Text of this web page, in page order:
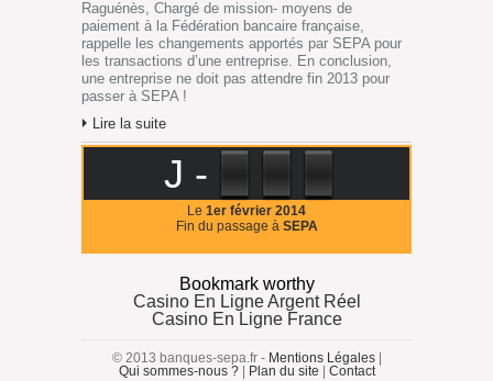
Raguénès, Chargé de mission- moyens de
paiement à la Fédération bancaire française,
rappelle les changements apportés par SEPA pour
les transactions d’une entreprise. En conclusion,
une entreprise ne doit pas attendre fin 2013 pour
passer à SEPA !
Lire la suite
J -
Le 1er février 2014
Fin du passage à SEPA
Bookmark worthy
Casino En Ligne Argent Réel
Casino En Ligne France
© 2013 banques-sepa.fr - Mentions Légales|
Qui sommes-nous ?| Plan du site Contact